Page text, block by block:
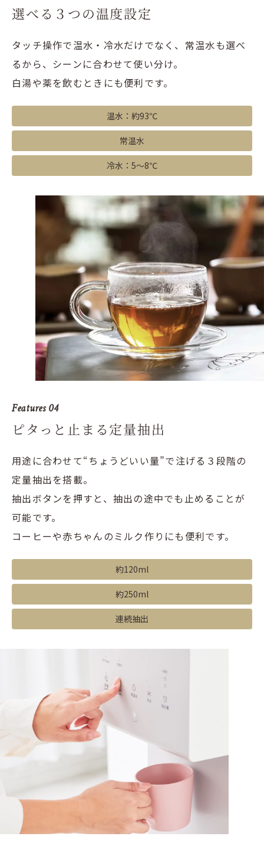
選べる３つの温度設定
タッチ操作で温水・冷水だけでなく、常温水も選べ
るから、シーンに合わせて使い分け。
白湯や薬を飲むときにも便利です。
温水：約93℃
常温水
冷水：5～8℃
Features 04
ピタっと止まる定量抽出
用途に合わせて“ちょうどいい量”で注げる３段階の
定量抽出を搭載。
抽出ボタンを押すと、抽出の途中でも止めることが
可能です。
コーヒーや赤ちゃんのミルク作りにも便利です。
約120ml
約250ml
連続抽出